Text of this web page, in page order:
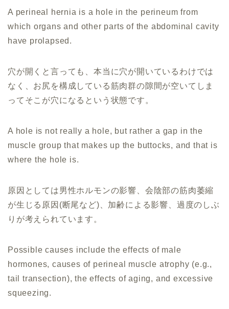
A perineal hernia is a hole in the perineum from
which organs and other parts of the abdominal cavity
have prolapsed.
穴が開くと言っても、本当に穴が開いているわけでは
なく、お尻を構成している筋肉群の隙間が空いてしま
ってそこが穴になるという状態です。
A hole is not really a hole, but rather a gap in the
muscle group that makes up the buttocks, and that is
where the hole is.
原因としては男性ホルモンの影響、会陰部の筋肉萎縮
が生じる原因(断尾など)、加齢による影響、過度のしぶ
りが考えられています。
Possible causes include the effects of male
hormones, causes of perineal muscle atrophy (e.g.,
tail transection), the effects of aging, and excessive
squeezing.